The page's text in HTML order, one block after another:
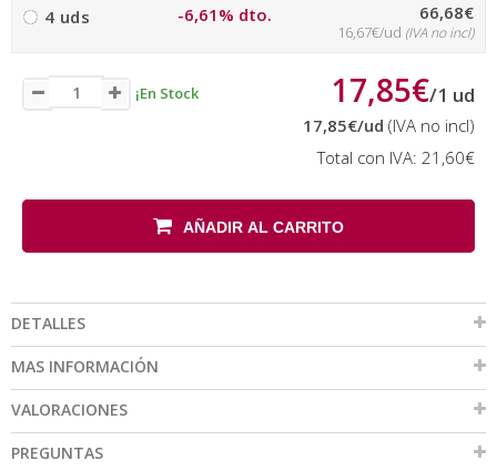
4 uds -6,61% dto. 66,68€
16,67€/ud (IVA no incl)
¡En Stock 17,85€/1 ud
17,85€/ud (IVA no incl)
Total con IVA: 21,60€
AÑADIR AL CARRITO
DETALLES
MAS INFORMACIÓN
VALORACIONES
PREGUNTAS